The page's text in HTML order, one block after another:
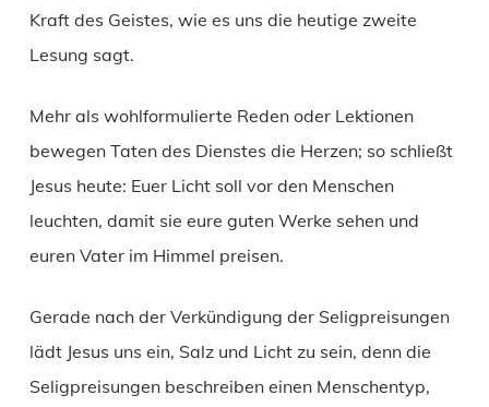
Kraft des Geistes, wie es uns die heutige zweite
Lesung sagt.
Mehr als wohlformulierte Reden oder Lektionen
bewegen Taten des Dienstes die Herzen; so schließt
Jesus heute: Euer Licht soll vor den Menschen
leuchten, damit sie eure guten Werke sehen und
euren Vater im Himmel preisen.
Gerade nach der Verkündigung der Seligpreisungen
lädt Jesus uns ein, Salz und Licht zu sein, denn die
Seligpreisungen beschreiben einen Menschentyp,